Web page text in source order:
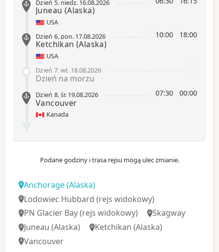
Dzień 5. niedz. 16.08.2026
Juneau (Alaska)
USA
10:00 18:00
Dzień 6. pon. 17.08.2026
Ketchikan(Alaska)
USA
Dzień 7.wt. 18.08.2026
Dzień na morzu
07:30 00:00
Dzień 8.śr. 19.08.2026
Vancouver
Kanada
Podane godziny i trasa rejsu mogą ulec zmianie.
Anchorage(Alaska)
Lodowiec Hubbard (rejs widokowy)
PN Glacier Bay(rejs widokowy)
Skagway
Juneau (Alaska) Ketchikan (Alaska)
Vancouver